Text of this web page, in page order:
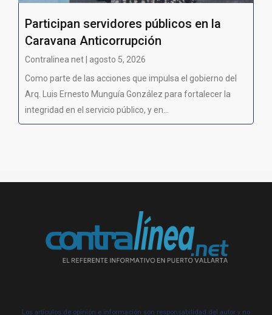
Participan servidores públicos en la
Caravana Anticorrupción
Contralinea net | agosto 5, 2026
Como parte de las acciones que impulsa el gobierno del
Arq. Luis Ernesto Munguía González para fortalecer la
integridad en el servicio público, y en...
Los artículos de opinión e información son responsabilidad del autor y no